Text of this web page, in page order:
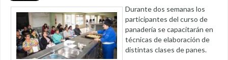
Durante dos semanas los
participantes del curso de
panadería se capacitarán en
técnicas de elaboración de
distintas clases de panes.